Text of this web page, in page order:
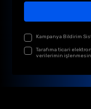
Kampanya Bildirim
Tarafıma ticari
verilerimin